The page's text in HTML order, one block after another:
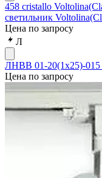
458 cristallo
светильник
Цена по запросу
Л
ЛНВВ 01-20(1х25)-015
Цена по запросу